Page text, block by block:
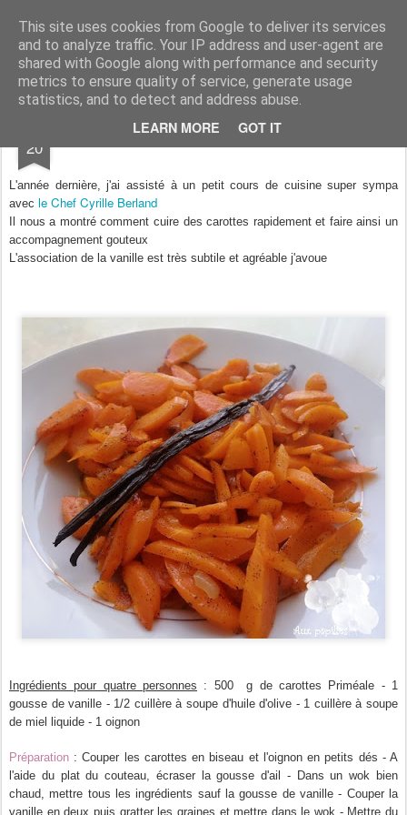
This site uses cookies from Google to deliver its services
and to analyze traffic. Your IP address and user-agent are
shared with Google along with performance and security
metrics to ensure quality of service, generate usage
statistics, and to detect and address abuse.
LEARN MORE GOT IT
Aux papilles by Virginie
20 Wok de carottes à la vanille
L'année dernière, j'ai assisté à un petit cours de cuisine super sympa
avec le Chef Cyrille Berland
Il nous a montré comment cuire des carottes rapidement et faire ainsi un
accompagnement gouteux
L'association de la vanille est très subtile et agréable j'avoue
Ingrédients pour quatre personnes : 500 g de carottes Priméale - 1
gousse de vanille - 1/2 cuillère à soupe d'huile d'olive - 1 cuillère à soupe
de miel liquide - 1 oignon
Préparation : Couper les carottes en biseau et l'oignon en petits dés - A
l'aide du plat du couteau, écraser la gousse d'ail - Dans un wok bien
chaud, mettre tous les ingrédients sauf la gousse de vanille - Couper la
vanille en deux puis gratter les graines et mettre dans le wok - Mettre du